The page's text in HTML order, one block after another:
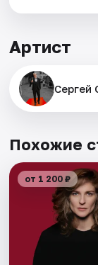
Артист
Сергей
Похожие
от 1 200 ₽